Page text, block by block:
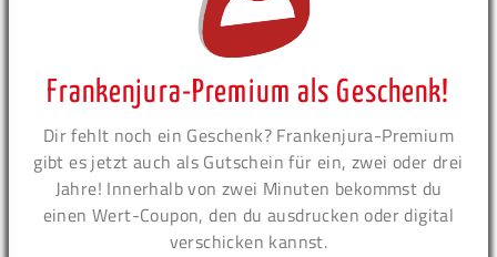
Frankenjura-Premium als Geschenk!
Dir fehlt noch ein Geschenk? Frankenjura-Premium
gibt es jetzt auch als Gutschein für ein, zwei oder drei
Jahre! Innerhalb von zwei Minuten bekommst du
einen Wert-Coupon, den du ausdrucken oder digital
verschicken kannst.